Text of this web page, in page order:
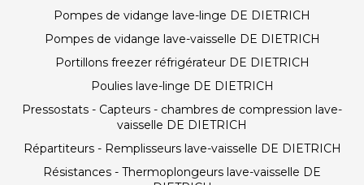
Pompes de vidange lave-linge DE DIETRICH
Pompes de vidange lave-vaisselle DE DIETRICH
Portillons freezer réfrigérateur DE DIETRICH
Poulies lave-linge DE DIETRICH
Pressostats - Capteurs - chambres de compression lave-
vaisselle DE DIETRICH
Répartiteurs - Remplisseurs lave-vaisselle DE DIETRICH
Résistances - Thermoplongeurs lave-vaisselle DE